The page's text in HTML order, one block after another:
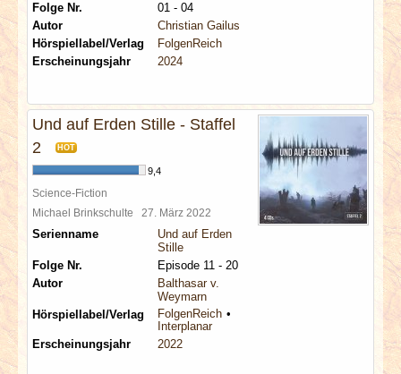
Folge Nr.
01 - 04
Autor
Christian Gailus
Hörspiellabel/Verlag
FolgenReich
Erscheinungsjahr
2024
Und auf Erden Stille - Staffel
2
HOT
9,4
Science-Fiction
Michael Brinkschulte 27. März 2022
Serienname
Und auf Erden
Stille
Folge Nr.
Episode 11 - 20
Autor
Balthasar v.
Weymarn
Hörspiellabel/Verlag
FolgenReich
Interplanar
Erscheinungsjahr
2022